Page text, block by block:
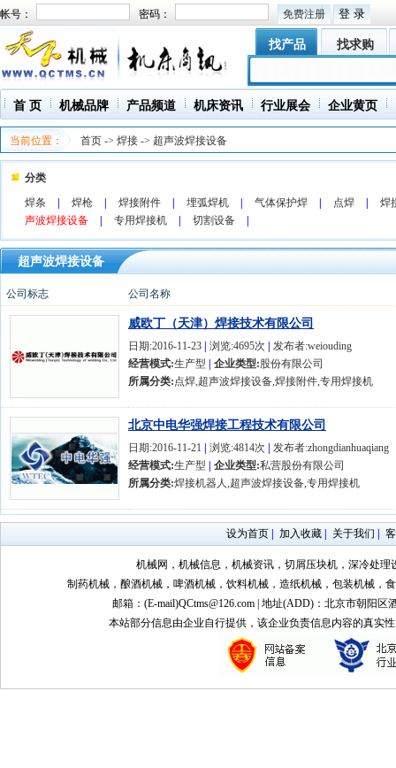
帐号： 密码： 免费注册
找产品 找求购
首 页 机械品牌 产品频道 机床资讯 行业展会 企业黄页
当前位置： 首页 -> 焊接 -> 超声波焊接设备
分类
焊条
焊枪 焊接附件 埋弧焊机 气体保护焊 点焊
焊
声波焊接设备
专用焊接机 切割设备
超声波焊接设备
公司标志 公司名称
威欧丁（天津）焊接技术有限公司
日期:2016-11-23 浏览:4695次
发布者:weiouding
经营模式:生产型 企业类型:股份有限公司
所属分类:点焊,超声波焊接设备,焊接附件,专用焊接机
北京中电华强焊接工程技术有限公司
日期:2016-11-21 浏览:4814次
发布者:zhongdianhuaqiang
经营模式:生产型 企业类型:私营股份有限公司
所属分类:焊接机器人,超声波焊接设备,专用焊接机
设为首页 加入收藏 关于我们
机械网，机械信息，机械资讯，切屑压块机，深冷处
制药机械，酿酒机械，啤酒机械，饮料机械，造纸机械，包装机械，
邮箱：(E-mail)QCtms@126.com | 地址(ADD)：北京市朝阳
本站部分信息由企业自行提供，该企业负责信息内容的真实